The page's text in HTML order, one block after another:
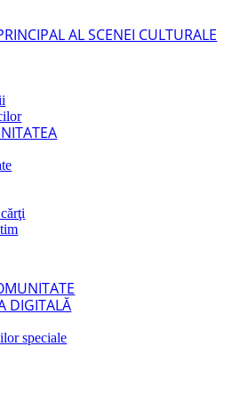
AL SCENEI CULTURALE
DIGITALĂ
speciale